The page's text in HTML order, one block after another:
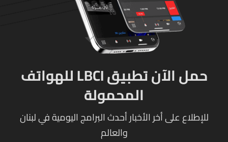
حمل الآن تطبيق LBCI للهواتف
المحمولة
للإطلاع على أخر الأخبار أحدث البرامج اليومية في لبنان
والعالم